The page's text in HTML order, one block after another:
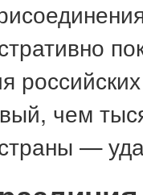
чем
—